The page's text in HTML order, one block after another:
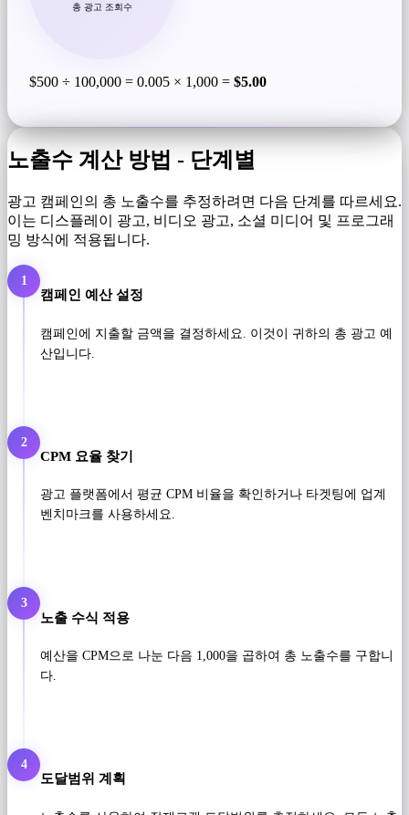
총 광고 조회수
$500 ÷ 100,000 = 0.005 × 1,000 = $5.00
노출수 계산 방법 - 단계별
광고 캠페인의 총 노출수를 추정하려면 다음 단계를 따르세요.
이는 디스플레이 광고, 비디오 광고, 소셜 미디어 및 프로그래
밍 방식에 적용됩니다.
1
캠페인 예산 설정
캠페인에 지출할 금액을 결정하세요. 이것이 귀하의 총 광고 예
산입니다.
2
CPM 요율 찾기
광고 플랫폼에서 평균 CPM 비율을 확인하거나 타겟팅에 업계
벤치마크를 사용하세요.
3
노출 수식 적용
예산을 CPM으로 나눈 다음 1,000을 곱하여 총 노출수를 구합니
다.
4
도달범위 계획